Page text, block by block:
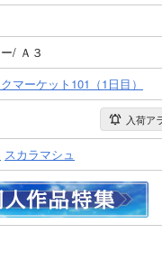
/ Ａ３
ーケット101（1日目）
入荷ア
スカラマシュ